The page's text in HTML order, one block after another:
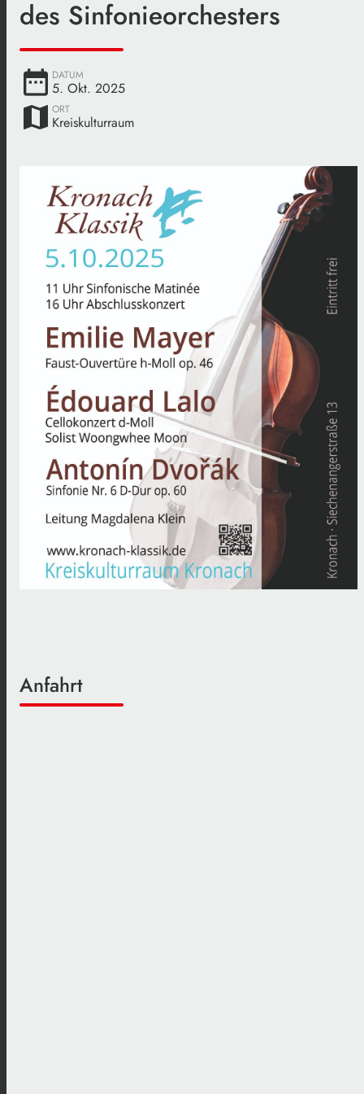
des Sinfonieorchesters
date_range DATUM
5. Okt. 2025
map ORT
Kreiskulturraum
Anfahrt